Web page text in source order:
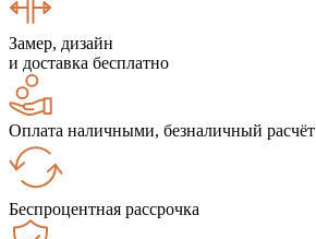
Замер, дизайн
и доставка бесплатно
Оплата наличными, безналичный расчёт
Беспроцентная рассрочка